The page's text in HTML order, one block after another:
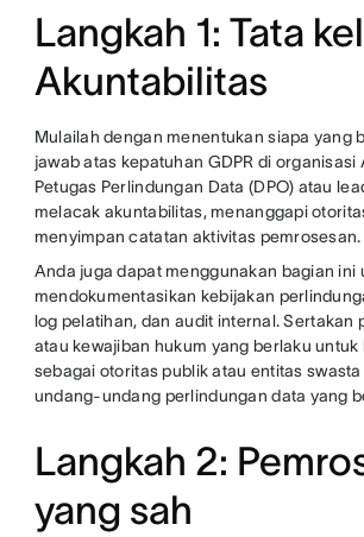
Langkah 1: Tata
Akuntabilitas
Mulailah dengan menentukan siapa yang
jawab atas kepatuhan GDPR di organisasi
Petugas Perlindungan Data (DPO) atau
melacak akuntabilitas, menanggapi
menyimpan catatan aktivitas pemrosesan.
Anda juga dapat menggunakan bagian ini
mendokumentasikan kebijakan
log pelatihan, dan audit internal. Sertakan
atau kewajiban hukum yang berlaku untuk
sebagai otoritas publik atau entitas
undang-undang perlindungan data yang
Langkah 2:
yang sah